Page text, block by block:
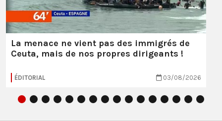
La menace ne vient pas des immigrés de
Ceuta, mais de nos propres dirigeants !
ÉDITORIAL 03/08/2026